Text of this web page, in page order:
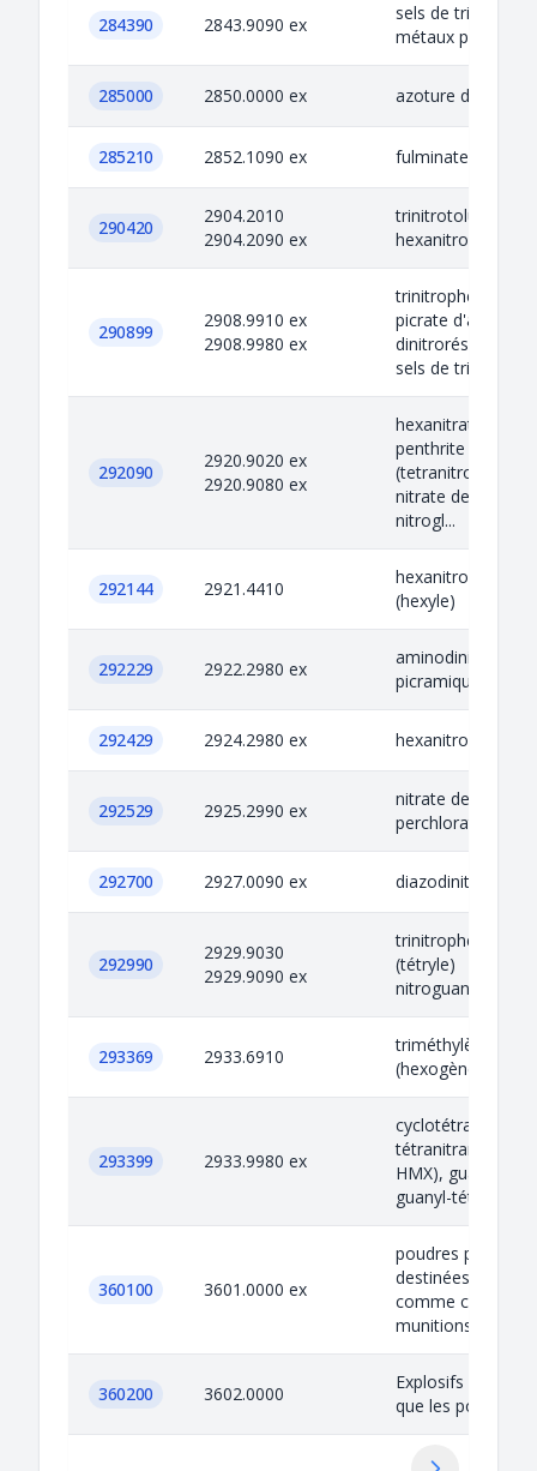
284390 2843.9090 ex
sels de
métaux précieux
285000 2850.0000 ex azoture de plomb
285210 2852.1090 ex fulminate de
290420
2904.2010
2904.2090 ex
trinitrotoluène
hexanitrostilbène
290899
2908.9910 ex
2908.9980 ex
trinitrophénol
picrate
sels de trinitro...
292090
2920.9020 ex
2920.9080 ex
hexanitrate de
penthrite
nitrate de diglycol
nitrogl...
292144 2921.4410
(hexyle)
292229 2922.2980 ex
picramique)
292429 2924.2980 ex
292529 2925.2990 ex
nitrate de
perchlorate de
292700 2927.0090 ex
292990
2929.9030
2929.9090 ex
(tétryle)
nitroguanidine
293369 2933.6910
(hexogène)
293399 2933.9980 ex
tétranitramine
HMX), guanyl-
guanyl-tétrazène
360100 3601.0000 ex
poudres
destinées à être
comme
munitions ou
360200 3602.0000
Explosifs
que les poudres